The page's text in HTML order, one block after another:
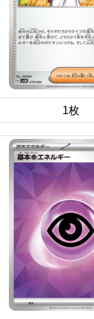
1枚